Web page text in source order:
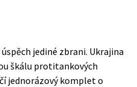
jediné zbrani. Ukrajina
škálu protitankových
jednorázový komplet o